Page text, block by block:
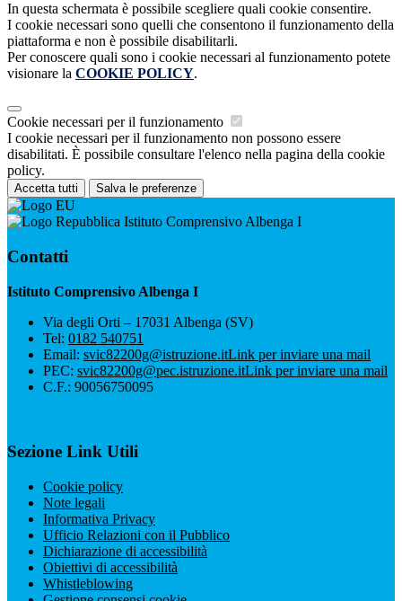
In questa schermata è possibile scegliere quali cookie consentire.
I cookie necessari sono quelli che consentono il funzionamento della
piattaforma e non è possibile disabilitarli.
Per conoscere quali sono i cookie necessari al funzionamento potete
visionare la COOKIE POLICY.
Cookie necessari per il funzionamento
I cookie necessari per il funzionamento non possono essere
disabilitati. È possibile consultare l'elenco nella pagina della cookie
policy.
Accetta tutti Salva le preferenze
Istituto Comprensivo Albenga I
Contatti
Istituto Comprensivo Albenga I
Via degli Orti – 17031 Albenga (SV)
Tel: 0182 540751
Email: svic82200g@istruzione.itLink per inviare una mail
PEC: svic82200g@pec.istruzione.itLink per inviare una mail
C.F.: 90056750095
Sezione Link Utili
Cookie policy
Note legali
Informativa Privacy
Ufficio Relazioni con il Pubblico
Dichiarazione di accessibilità
Obiettivi di accessibilità
Whistleblowing